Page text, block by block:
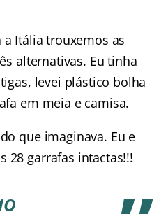
Itália trouxemos as
alternativas. Eu tinha
levei plástico bolha
em meia e camisa.
que imaginava. Eu e
28 garrafas intactas!!!